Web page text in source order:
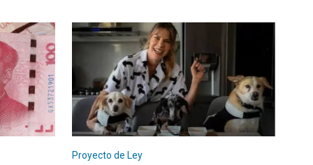
Proyecto de Ley